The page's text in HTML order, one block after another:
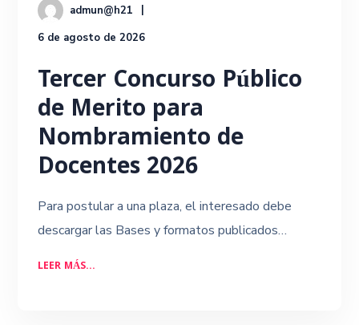
admun@h21
6 de agosto de 2026
Tercer Concurso Público
de Merito para
Nombramiento de
Docentes 2026
Para postular a una plaza, el interesado debe
descargar las Bases y formatos publicados…
LEER MÁS...